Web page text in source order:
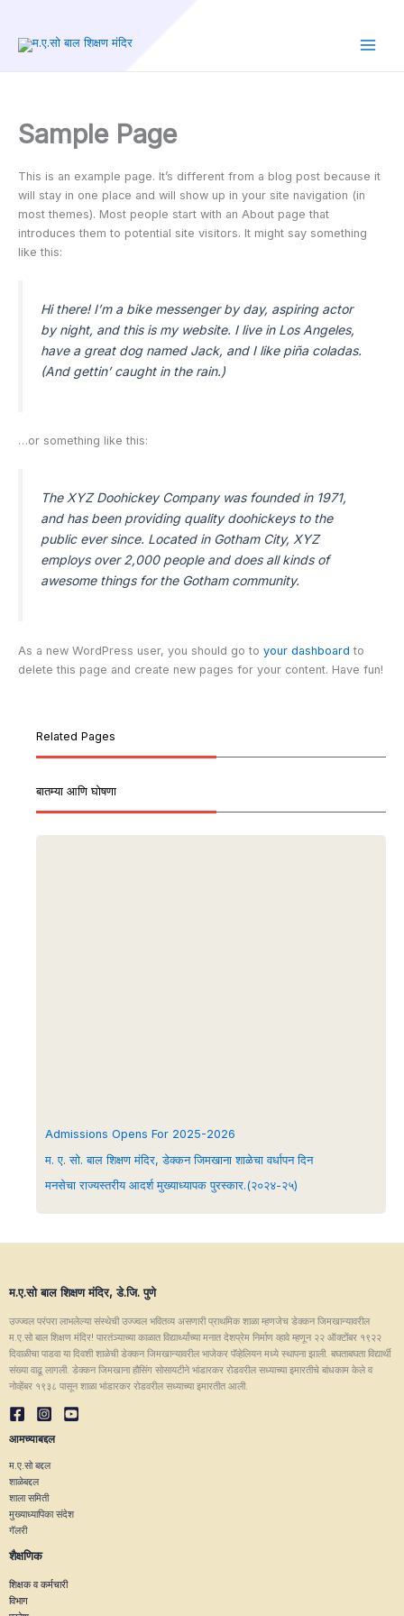
content
Sample Page
This is an example page. It’s different from a blog post because it
will stay in one place and will show up in your site navigation (in
most themes). Most people start with an About page that
introduces them to potential site visitors. It might say something
like this:
Hi there! I’m a bike messenger by day, aspiring actor
by night, and this is my website. I live in Los Angeles,
have a great dog named Jack, and I like piña coladas.
(And gettin’ caught in the rain.)
…or something like this:
The XYZ Doohickey Company was founded in 1971,
and has been providing quality doohickeys to the
public ever since. Located in Gotham City, XYZ
employs over 2,000 people and does all kinds of
awesome things for the Gotham community.
As a new WordPress user, you should go to your dashboard to
delete this page and create new pages for your content. Have fun!
Related Pages
बातम्या आणि घोषणा
Admissions Opens For 2025-2026
म. ए. सो. बाल शिक्षण मंदिर, डेक्कन जिमखाना शाळेचा वर्धापन दिन
मनसेचा राज्यस्तरीय आदर्श मुख्याध्यापक पुरस्कार.(२०२४-२५)
म.ए.सो बाल शिक्षण मंदिर, डे.जि. पुणे
उज्ज्वल परंपरा लाभलेल्या संस्थेची उज्ज्वल भवितव्य असणारी प्राथमिक शाळा म्हणजेच डेक्कन जिमखान्यावरील
म.ए.सो बाल शिक्षण मंदिर! पारतंञ्याच्या काळात विद्यार्थ्यांच्या मनात देशप्रेम निर्माण व्हावे म्हणून २२ ऑक्टोंबर १९२२
दिवाळीचा पाडवा या दिवशी शाळेची डेक्कन जिमखान्यावरील भाजेकर पॅव्हेलियन मध्ये स्थापना झाली. बघताबघता विद्यार्थी
संख्या वाढू लागली. डेक्कन जिमखाना हौसिंग सोसायटीने भांडारकर रोडवरील सध्याच्या इमारतीचे बांधकाम केले व
नोव्हेंबर १९३८ पासून शाळा भांडारकर रोडवरील सध्याच्या इमारतीत आली.
आमच्याबद्दल
म.ए.सो बद्दल
शाळेबद्दल
शाला समिती
मुख्याध्यापिका संदेश
गॅलरी
शैक्षणिक
शिक्षक व कर्मचारी
विभाग